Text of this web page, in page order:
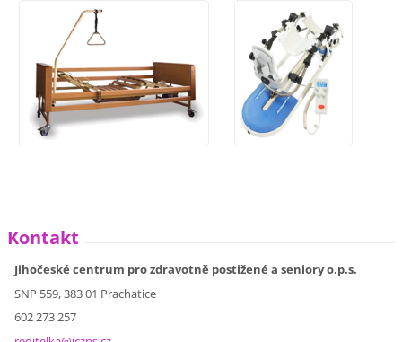
Kontakt
Jihočeské centrum pro zdravotně postižené a seniory o.p.s.
SNP 559, 383 01 Prachatice
602 273 257